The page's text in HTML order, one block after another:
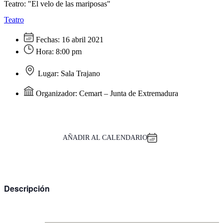
Teatro: "El velo de las mariposas"
Teatro
Fechas: 16 abril 2021
Hora: 8:00 pm
Lugar: Sala Trajano
Organizador: Cemart – Junta de Extremadura
AÑADIR AL CALENDARIO
Descripción